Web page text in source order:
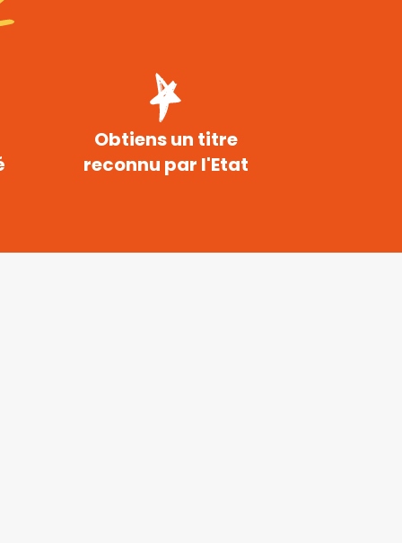
Obtiens un titre
reconnu par l'Etat